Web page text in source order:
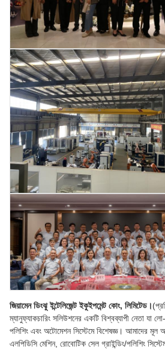
জিয়ামেন ডিংঝু ইন্টেলিজেন্ট ইকুইপমেন্ট কোং, লিমিটেড।
ম্যানুফ্যাকচারিং সলিউশনের একটি বিশ্বব্যাপী নেতা যা লো-
পলিশিং এবং অটোমেশন সিস্টেমে বিশেষজ্ঞ। আমাদের মূল
এলপিডিসি মেশিন, রোবোটিক সেল গ্রাইন্ডিং/পলিশিং